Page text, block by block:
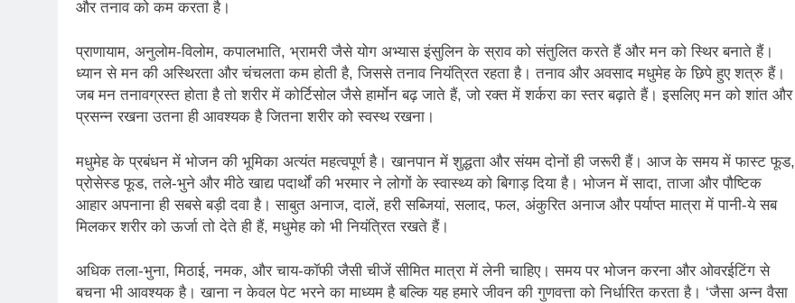
और तनाव को कम करता है।
प्राणायाम, अनुलोम-विलोम, कपालभाति, भ्रामरी जैसे योग अभ्यास इंसुलिन के स्राव को संतुलित करते हैं और मन को स्थिर बनाते हैं।
ध्यान से मन की अस्थिरता और चंचलता कम होती है, जिससे तनाव नियंत्रित रहता है। तनाव और अवसाद मधुमेह के छिपे हुए शत्रु हैं।
जब मन तनावग्रस्त होता है तो शरीर में कोर्टिसोल जैसे हार्माेन बढ़ जाते हैं, जो रक्त में शर्करा का स्तर बढ़ाते हैं। इसलिए मन को शांत और
प्रसन्न रखना उतना ही आवश्यक है जितना शरीर को स्वस्थ रखना।
मधुमेह के प्रबंधन में भोजन की भूमिका अत्यंत महत्वपूर्ण है। खानपान में शुद्धता और संयम दोनों ही जरूरी हैं। आज के समय में फास्ट फूड,
प्रोसेस्ड फूड, तले-भुने और मीठे खाद्य पदार्थों की भरमार ने लोगों के स्वास्थ्य को बिगाड़ दिया है। भोजन में सादा, ताजा और पौष्टिक
आहार अपनाना ही सबसे बड़ी दवा है। साबुत अनाज, दालें, हरी सब्जियां, सलाद, फल, अंकुरित अनाज और पर्याप्त मात्रा में पानी-ये सब
मिलकर शरीर को ऊर्जा तो देते ही हैं, मधुमेह को भी नियंत्रित रखते हैं।
अधिक तला-भुना, मिठाई, नमक, और चाय-कॉफी जैसी चीजें सीमित मात्रा में लेनी चाहिए। समय पर भोजन करना और ओवरईटिंग से
बचना भी आवश्यक है। खाना न केवल पेट भरने का माध्यम है बल्कि यह हमारे जीवन की गुणवत्ता को निर्धारित करता है। ‘जैसा अन्न वैसा